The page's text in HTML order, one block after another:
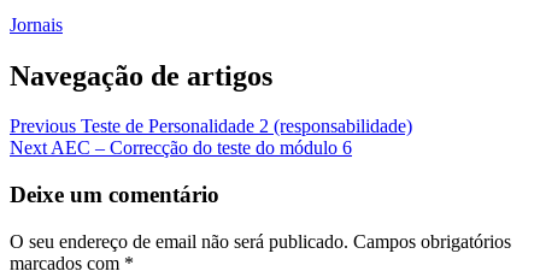
Jornais
Navegação de artigos
Previous Teste de Personalidade 2 (responsabilidade)
NextAEC – Correcção do teste do módulo 6
Deixe um comentário
O seu endereço de email não será publicado. Campos obrigatórios
marcados com *